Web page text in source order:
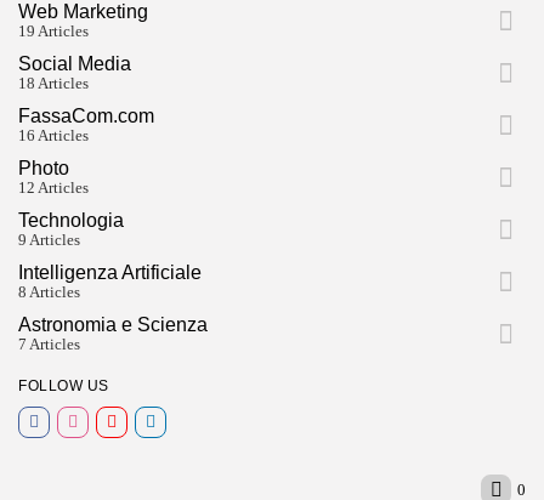
Web Marketing
19 Articles
Social Media
18 Articles
FassaCom.com
16 Articles
Photo
12 Articles
Technologia
9 Articles
Intelligenza Artificiale
8 Articles
Astronomia e Scienza
7 Articles
FOLLOW US
0